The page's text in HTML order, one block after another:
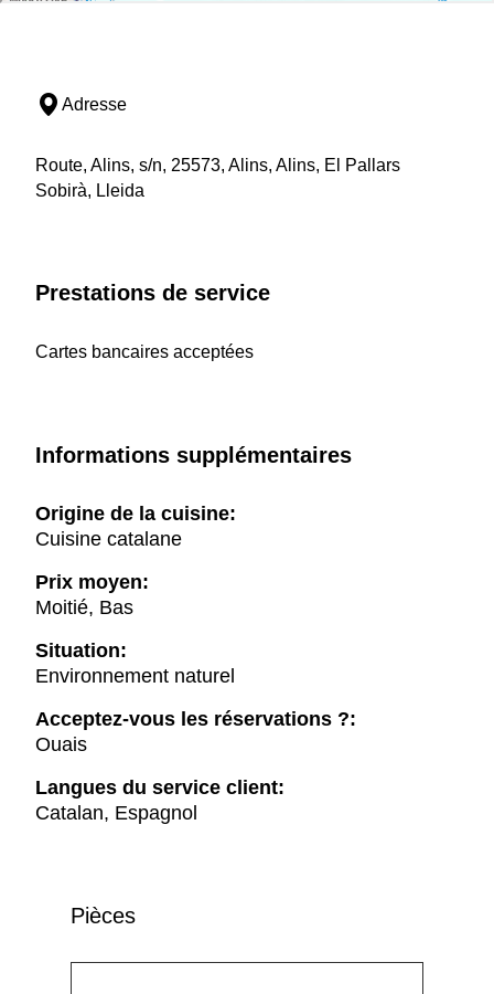
Adresse
Route, Alins, s/n, 25573, Alins, Alins, El Pallars
Sobirà, Lleida
Prestations de service
Cartes bancaires acceptées
Informations supplémentaires
Origine de la cuisine:
Cuisine catalane
Prix moyen:
Moitié, Bas
Situation:
Environnement naturel
Acceptez-vous les réservations ?:
Ouais
Langues du service client:
Catalan, Espagnol
Pièces